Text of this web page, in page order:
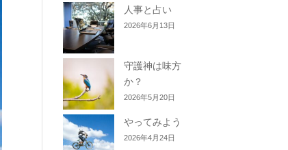
人事と占い
2026年6月13日
守護神は味方
か？
2026年5月20日
やってみよう
2026年4月24日